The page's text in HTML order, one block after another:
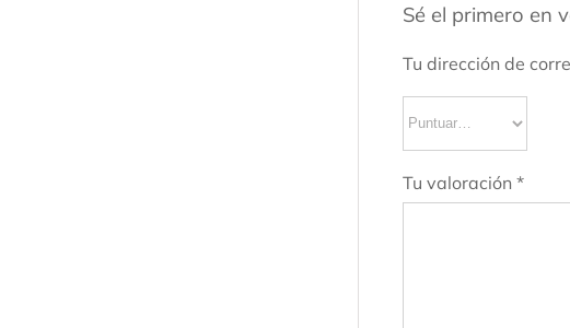
Sé el primero en
Tu dirección de
Tu valoración *